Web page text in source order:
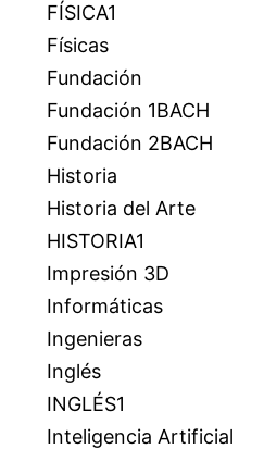
FÍSICA1
Físicas
Fundación
Fundación 1BACH
Fundación 2BACH
Historia
Historia del Arte
HISTORIA1
Impresión 3D
Informáticas
Ingenieras
Inglés
INGLÉS1
Inteligencia Artificial